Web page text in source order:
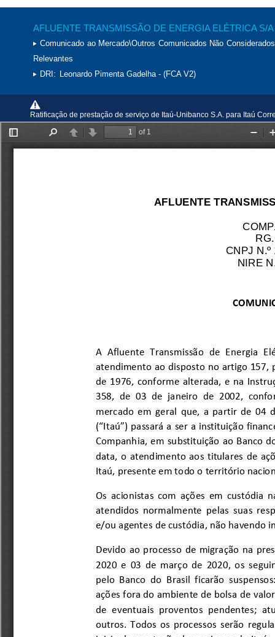
AFLUENTE TRANSMISSÃO DE ENERGIA ELÉTRICA S/A
Comunicado ao Mercado\Outros Comunicados Não
Relevantes
DRI: Leonardo Pimenta Gadelha - (FCA V2)
Ratificação de prestação de serviço de Itaú-Unibanco S.A. para Itaú